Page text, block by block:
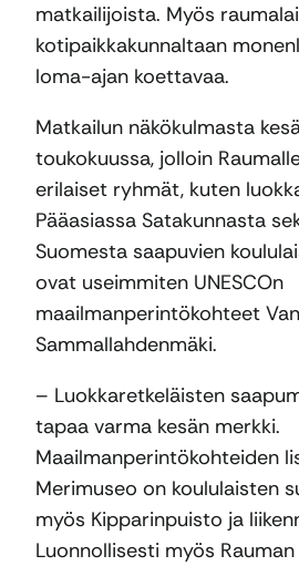
matkailijoista. Myös
kotipaikkakunnaltaan
loma-ajan koettavaa.
Matkailun näkökulmasta
toukokuussa, jolloin
erilaiset ryhmät, kuten
Pääasiassa Satakunnasta
Suomesta saapuvien
ovat useimmiten UNESCOn
maailmanperintökohteet
Sammallahdenmäki.
– Luokkaretkeläisten
tapaa varma kesän merkki.
Maailmanperintökohteiden
Merimuseo on koululaisten
myös Kipparinpuisto ja
Luonnollisesti myös